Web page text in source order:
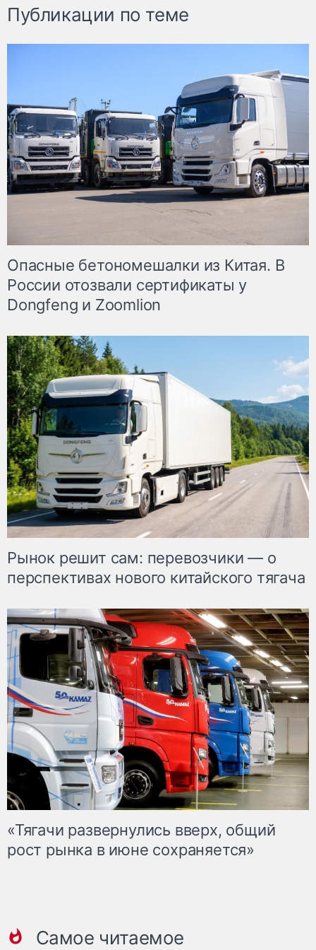
Публикации по теме
Опасные бетономешалки из Китая. В
России отозвали сертификаты у
Dongfeng и Zoomlion
Рынок решит сам: перевозчики — о
перспективах нового китайского тягача
«Тягачи развернулись вверх, общий
рост рынка в июне сохраняется»
Самое читаемое